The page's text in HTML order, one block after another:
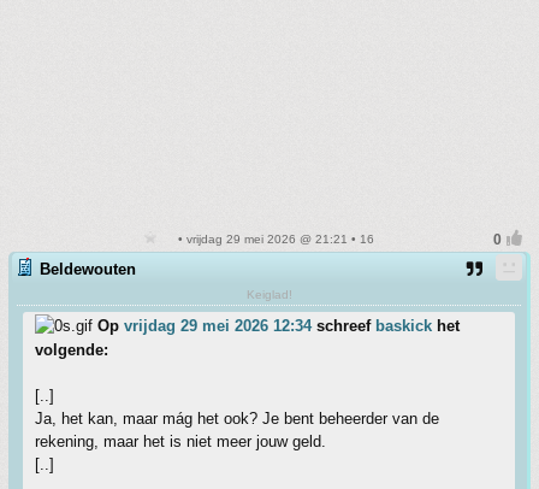
• vrijdag 29 mei 2026 @ 21:21 • 16
Beldewouten
Keiglad!
Op vrijdag 29 mei 2026 12:34schreef baskick het
volgende:
[..]
Ja, het kan, maar mág het ook? Je bent beheerder van de
rekening, maar het is niet meer jouw geld.
[..]